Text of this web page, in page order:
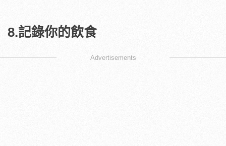
8.記錄你的飲食
Advertisements